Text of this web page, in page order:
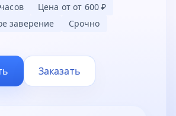
Цена отот 600 ₽
заверение
Срочно
Заказать